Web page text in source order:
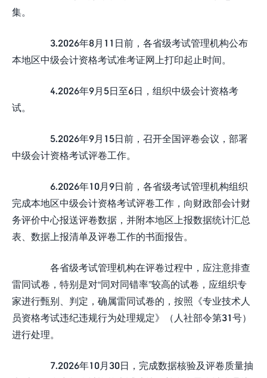
集。
3.2026年8月11日前，各省级考试管理机构公布
本地区中级会计资格考试准考证网上打印起止时间。
4.2026年9月5日至6日，组织中级会计资格考
试。
5.2026年9月15日前，召开全国评卷会议，部署
中级会计资格考试评卷工作。
6.2026年10月9日前，各省级考试管理机构组织
完成本地区中级会计资格考试评卷工作，向财政部会计财
务评价中心报送评卷数据，并附本地区上报数据统计汇总
表、数据上报清单及评卷工作的书面报告。
各省级考试管理机构在评卷过程中，应注意排查
雷同试卷，特别是对“同对同错率”较高的试卷，应组织专
家进行甄别、判定，确属雷同试卷的，按照《专业技术人
员资格考试违纪违规行为处理规定》（人社部令第31号）
进行处理。
7.2026年10月30日，完成数据核验及评卷质量抽